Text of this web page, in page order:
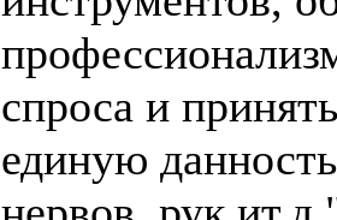
спроса и
единую